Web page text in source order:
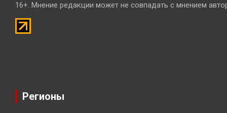
16+. Мнение редакции может не совпадать с мнением
Регионы